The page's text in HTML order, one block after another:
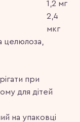
1,2 мг
2,4
мкг
целюлоза,
при
для дітей
на упаковці